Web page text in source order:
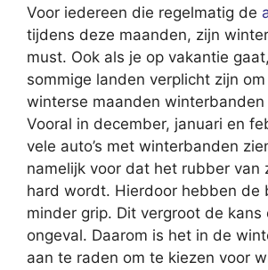
Voor iedereen die regelmatig de
tijdens deze maanden, zijn
must. Ook als je op vakantie
sommige landen verplicht zijn
winterse maanden
Vooral in december, januari en
vele auto’s met winterbanden
namelijk voor dat het rubber van
hard wordt. Hierdoor hebben de
minder grip. Dit vergroot de kans
ongeval. Daarom is het in de
aan te raden om te kiezen voor